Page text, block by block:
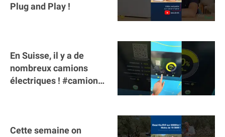
Plug and Play !
En Suisse, il y a de
nombreux camions
électriques ! #camion
Cette semaine on